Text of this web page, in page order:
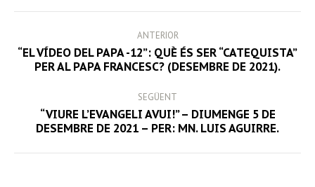
NAVIGATION
ANTERIOR
Previous
post:
“EL VÍDEO DEL PAPA -12”: QUÈ ÉS SER “CATEQUISTA”
PER AL PAPA FRANCESC? (DESEMBRE DE 2021).
SEGÜENT
Next
“VIURE L’EVANGELI AVUI!” – DIUMENGE 5 DE
DESEMBRE DE 2021 – PER: MN. LUIS AGUIRRE.